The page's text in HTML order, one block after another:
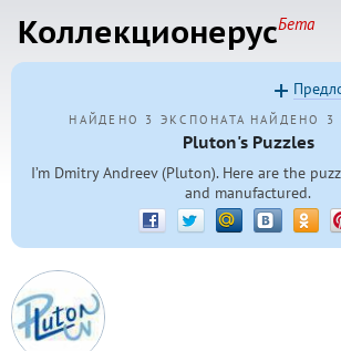
КоллекционерусБета
НАЙДЕНО 3 ЭКСПОНАТА НАЙДЕНО 3
Pluton's Puzzles
I’m Dmitry Andreev (Pluton). Here are the
and manufactured.